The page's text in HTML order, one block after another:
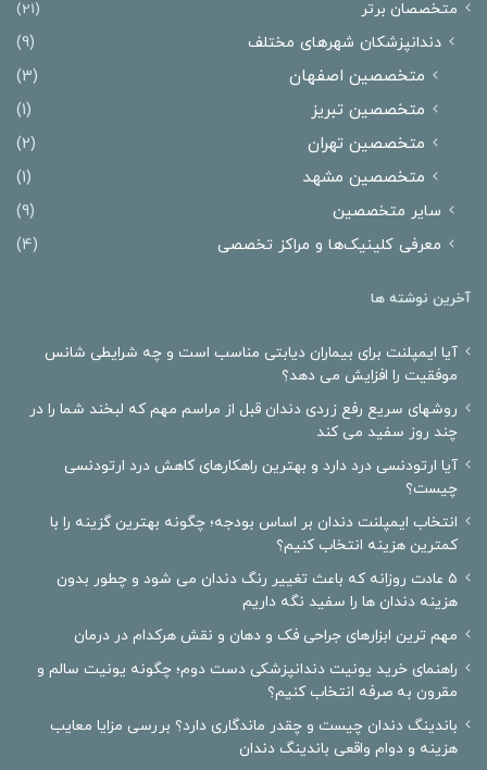
متخصصان برتر (21)
دندانپزشکان شهرهای مختلف
(9)
متخصصین اصفهان
(3)
متخصصین تبریز
(1)
متخصصین تهران
(2)
متخصصین مشهد
(1)
سایر متخصصین
(9)
معرفی کلینیک‌ها و مراکز تخصصی
(4)
آخرین نوشته ها
آیا ایمپلنت برای بیماران دیابتی مناسب است و چه شرایطی شانس
موفقیت را افزایش می دهد؟
روشهای سریع رفع زردی دندان قبل از مراسم مهم که لبخند شما را در
چند روز سفید می کند
آیا ارتودنسی درد دارد و بهترین راهکارهای کاهش درد ارتودنسی
چیست؟
انتخاب ایمپلنت دندان بر اساس بودجه؛ چگونه بهترین گزینه را با
کمترین هزینه انتخاب کنیم؟
۵ عادت روزانه که باعث تغییر رنگ دندان می شود و چطور بدون
هزینه دندان ها را سفید نگه داریم
مهم ترین ابزارهای جراحی فک و دهان و نقش هرکدام در درمان
راهنمای خرید یونیت دندانپزشکی دست دوم؛ چگونه یونیت سالم و
مقرون به صرفه انتخاب کنیم؟
باندینگ دندان چیست و چقدر ماندگاری دارد؟ بررسی مزایا معایب
هزینه و دوام واقعی باندینگ دندان